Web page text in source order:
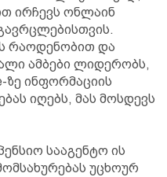
ირჩევს ონლაინ
რაოდენობით და
ამბები ლიდერობს,
ზე ინფორმაციის
იღებს, მას მოსდევს
სააგენტო ის
უცხოურ